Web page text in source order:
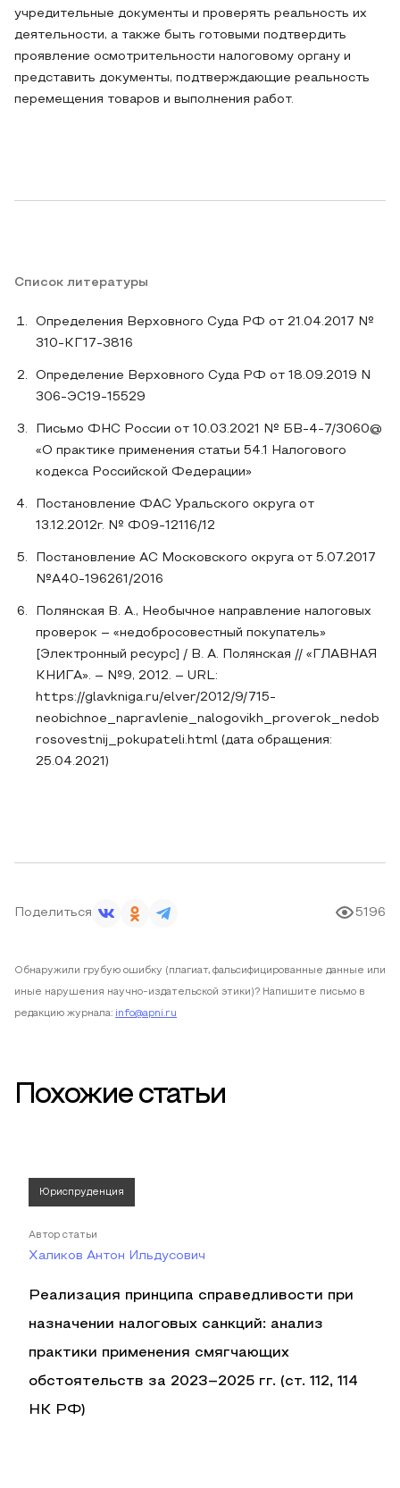
учредительные документы и проверять реальность их
деятельности, а также быть готовыми подтвердить
проявление осмотрительности налоговому органу и
представить документы, подтверждающие реальность
перемещения товаров и выполнения работ.
Список литературы
Определения Верховного Суда РФ от 21.04.2017 №
310-КГ17-3816
Определение Верховного Суда РФ от 18.09.2019 N
306-ЭС19-15529
Письмо ФНС России от 10.03.2021 № БВ-4-7/3060@
«О практике применения статьи 54.1 Налогового
кодекса Российской Федерации»
Постановление ФАС Уральского округа от
13.12.2012г. № Ф09-12116/12
Постановление АС Московского округа от 5.07.2017
№А40-196261/2016
Полянская В. А., Необычное направление налоговых
проверок – «недобросовестный покупатель»
[Электронный ресурс] / В. А. Полянская // «ГЛАВНАЯ
КНИГА». – №9, 2012. – URL:
https://glavkniga.ru/elver/2012/9/715-
neobichnoe_napravlenie_nalogovikh_proverok_nedob
rosovestnij_pokupateli.html (дата обращения:
25.04.2021)
Поделиться 5196
Обнаружили грубую ошибку (плагиат, фальсифицированные данные или
иные нарушения научно-издательской этики)? Напишите письмо в
редакцию журнала: info@apni.ru
Похожие статьи
Юриспруденция
Автор статьи
Халиков Антон Ильдусович
Реализация принципа справедливости при
назначении налоговых санкций: анализ
практики применения смягчающих
обстоятельств за 2023–2025 гг. (ст. 112, 114
НК РФ)